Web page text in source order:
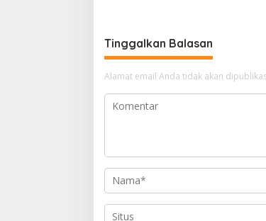
Tinggalkan Balasan
Alamat email Anda tidak akan